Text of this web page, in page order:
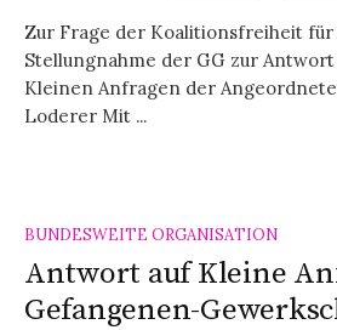
Zur Frage der Koalitionsfreiheit
Stellungnahme der GG zur Antwort
Kleinen Anfragen der
Loderer Mit ...
BUNDESWEITE ORGANISATION
Antwort auf Kleine
Gefangenen-